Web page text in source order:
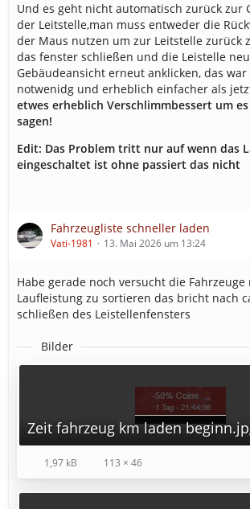
Und es geht nicht automatisch zurück zur
der Leitstelle,man muss entweder die
der Maus nutzen um zur Leitstelle zurück
das fenster schließen und die Leistelle
Gebäudeansicht erneut anklicken, das
notwenidg und erheblich einfacher als
etwes erheblich Verschlimmbessert um
sagen!
Edit: Das Problem tritt nur auf wenn das
eingeschaltet ist ohne passiert das nicht
Fahrzeugliste schneller laden
Vati-1981 13. Mai 2026 um 13:24
Habe gerade noch versucht die Fahrzeuge
Laufleistung zu sortieren das bricht nach
schließen des Leistellenfensters
Bilder
Zeit fahrzeug km laden
1,97 kB 113 × 46